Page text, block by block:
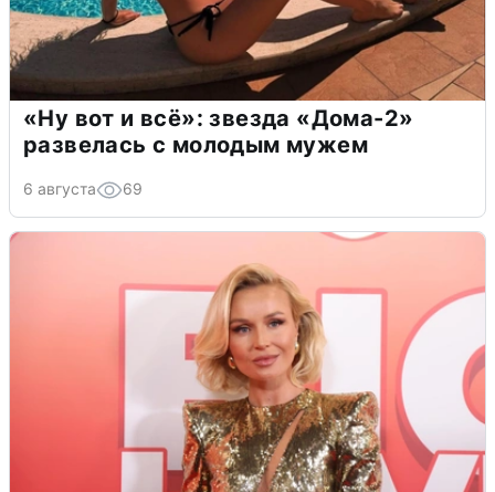
«Ну вот и всё»: звезда «Дома-2»
развелась с молодым мужем
6 августа 69